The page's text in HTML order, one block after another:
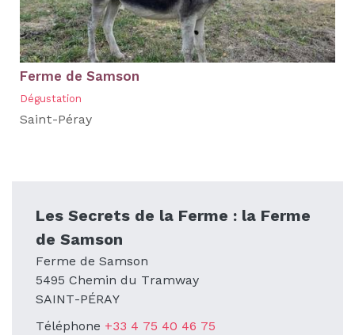
Les Secrets de la Ferme : la Ferme
de Samson
Ferme de Samson
5495 Chemin du Tramway
SAINT-PÉRAY
Téléphone +33 4 75 40 46 75
Ferme de Samson
Dégustation
Saint-Péray